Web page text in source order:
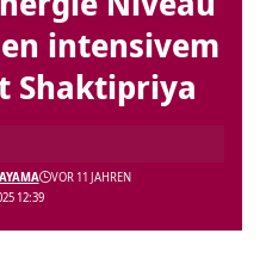
intensivem
Shaktipriya
12:39
VOR 11 JAHREN